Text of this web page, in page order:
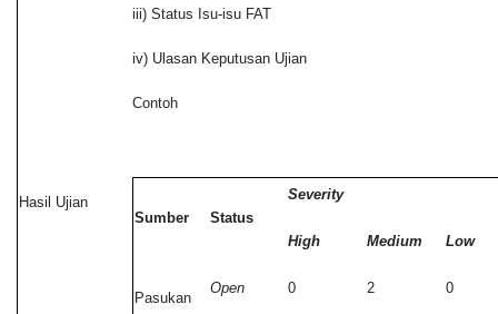
Hasil Ujian
iii) Status Isu-isu FAT
iv) Ulasan Keputusan Ujian
Contoh
Sumber Status
Severity
High Medium Low
Pasukan
Open 0 2 0